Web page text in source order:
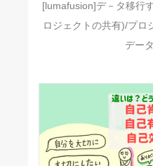
[lumafusion]デ－タ移行
ロジェクトの共有)/プロ
デー